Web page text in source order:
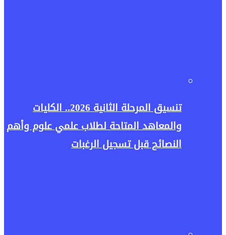
تنسيق المرحلة الثانية 2026.. الكليات
والمعاهد المتاحة لطلاب علمي علوم وأهم
النصائح قبل تسجيل الرغبات